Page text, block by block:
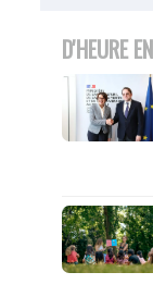
D'HEURE